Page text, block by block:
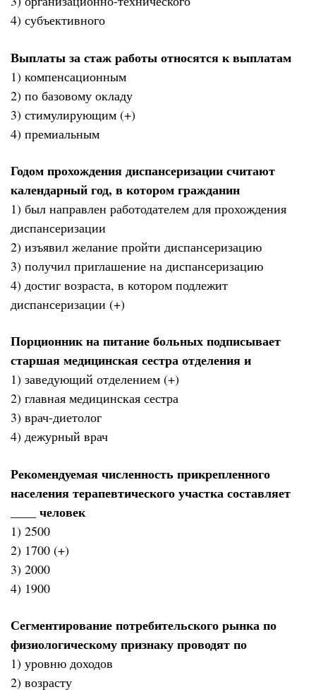
4) субъективного
Выплаты за стаж работы относятся к выплатам
1) компенсационным
2) по базовому окладу
3) стимулирующим (+)
4) премиальным
Годом прохождения диспансеризации считают
календарный год, в котором гражданин
1) был направлен работодателем для прохождения
диспансеризации
2) изъявил желание пройти диспансеризацию
3) получил приглашение на диспансеризацию
4) достиг возраста, в котором подлежит
диспансеризации (+)
Порционник на питание больных подписывает
старшая медицинская сестра отделения и
1) заведующий отделением (+)
2) главная медицинская сестра
3) врач-диетолог
4) дежурный врач
Рекомендуемая численность прикрепленного
населения терапевтического участка составляет
____ человек
1) 2500
2) 1700 (+)
3) 2000
4) 1900
Сегментирование потребительского рынка по
физиологическому признаку проводят по
1) уровню доходов
2) возрасту